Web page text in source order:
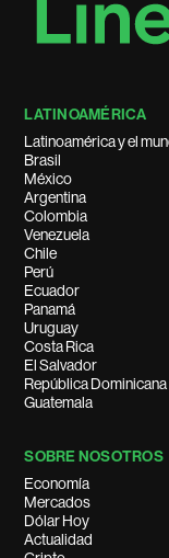
LATINOAMÉRICA
Latinoamérica y el
Brasil
México
Argentina
Colombia
Venezuela
Chile
Perú
Ecuador
Panamá
Uruguay
Costa Rica
El Salvador
República Dominicana
Guatemala
SOBRE NOSOTROS
Economía
Mercados
Dólar Hoy
Actualidad